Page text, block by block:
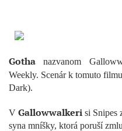
Gotha nazvanom
Weekly. Scenár k tomuto
Dark).
V Gallowwalkeri si Snipes
syna mníšky, ktorá poruší